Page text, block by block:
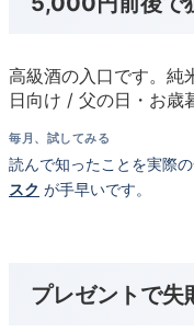
高級酒の入口です。純
日向け / 父の日・お歳
毎月、試してみる
読んで知ったことを実際
スク が手早いです。
プレゼントで失